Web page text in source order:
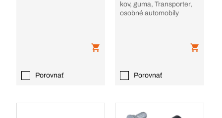
Porovnať
kov, guma, Transporter,
osobné automobily
Porovnať